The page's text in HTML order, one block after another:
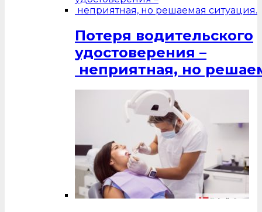
Потеря водительского
удостоверения –
неприятная, но